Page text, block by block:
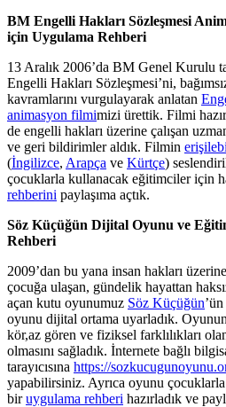
BM Engelli Hakları Sözleşmesi
için Uygulama Rehberi
13 Aralık 2006’da BM Genel Kurulu
Engelli Hakları Sözleşmesi’ni,
kavramlarını vurgulayarak anlatan
animasyon filmimizi ürettik. Filmi
de engelli hakları üzerine çalışan
ve geri bildirimler aldık. Filmin
(İngilizce, Arapça ve Kürtçe)
çocuklarla kullanacak eğitimciler için
rehberini paylaşıma açtık.
Söz Küçüğün Dijital Oyunu ve
Rehberi
2009’dan bu yana insan hakları
çocuğa ulaşan, gündelik hayattan
açan kutu oyunumuz Söz Küçüğün
oyunu dijital ortama uyarladık.
kör,az gören ve fiziksel farklılıkları
olmasını sağladık. İnternete bağlı
tarayıcısına https://
yapabilirsiniz. Ayrıca oyunu
biruygulama rehberi hazırladık ve